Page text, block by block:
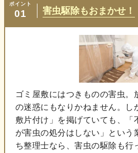
ポイント
01 害虫駆除もおまかせ！
ゴミ屋敷にはつきものの害虫。
の迷惑にもなりかねません。し
敷片付け」を掲げていても、「
が害虫の処分はしない」という
ち整理士なら、害虫の駆除も行